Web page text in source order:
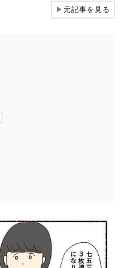
▶元記事を見る